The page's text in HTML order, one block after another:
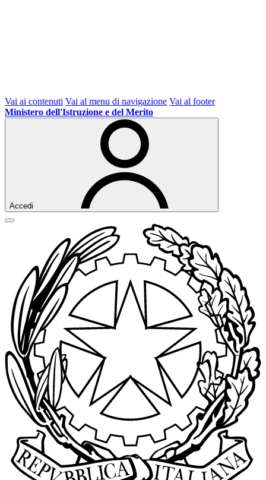
Vai ai contenuti Vai al menu di navigazione Vai al footer
Ministero dell'Istruzione e del Merito
Accedi